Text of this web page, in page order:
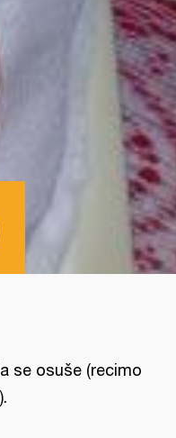
se osuše (recimo